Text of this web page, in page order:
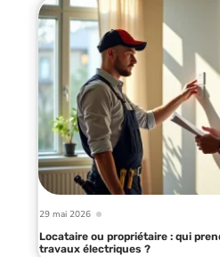
29 mai 2026
Locataire ou propriétaire : qui
travaux électriques ?